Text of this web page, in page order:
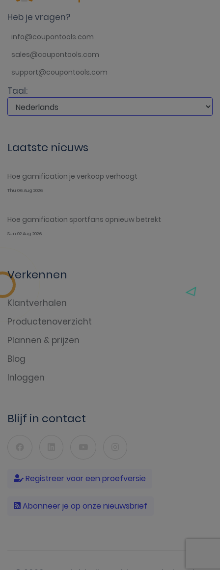
Heb je vragen?
info@coupontools.com
sales@coupontools.com
support@coupontools.com
Taal:
Laatste nieuws
Hoe gamification je verkoop verhoogt
Thu 06 Aug 2026
Hoe gamification sportfans opnieuw betrekt
Sun 02 Aug 2026
Verkennen
Klantverhalen
Productenoverzicht
Plannen & prijzen
Blog
Inloggen
Blijf in contact
Registreer voor een proefversie
Abonneer je op onze nieuwsbrief